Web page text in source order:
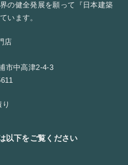
の健全発展を願って『 日本建築
います。
店
市中高津2-4-3
以下をご覧ください